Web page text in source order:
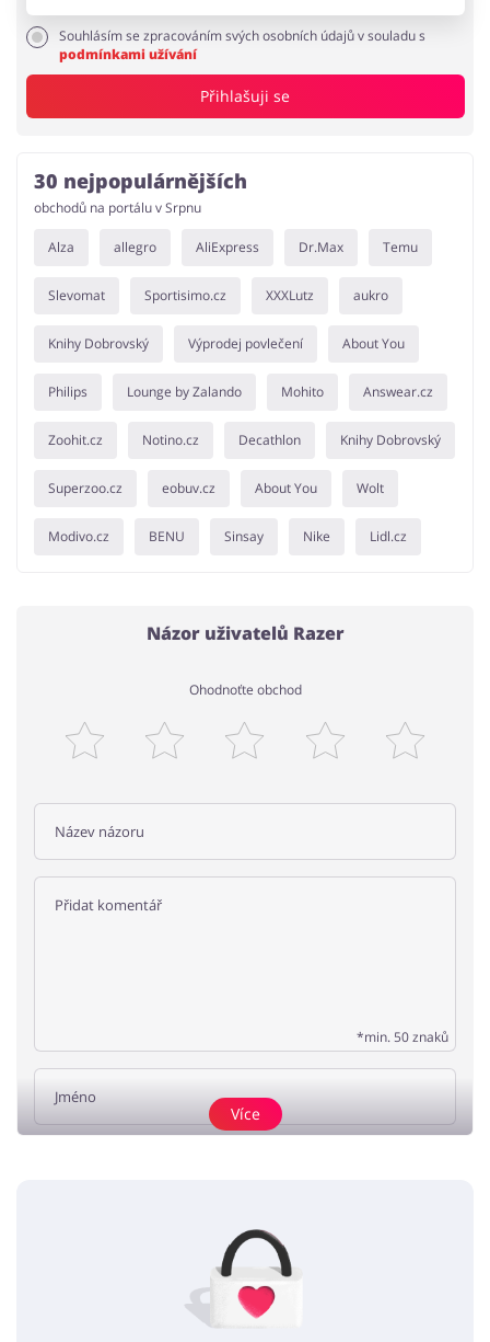
Souhlásím se zpracováním svých osobních údajů v souladu s
podmínkami užívání
Přihlašuji se
30 nejpopulárnějších
obchodů na portálu v Srpnu
Alza allegro AliExpress Dr.Max Temu
Slevomat Sportisimo.cz XXXLutz aukro
Knihy Dobrovský Výprodej povlečení About You
Philips Lounge by Zalando Mohito Answear.cz
Zoohit.cz Notino.cz Decathlon Knihy Dobrovský
Superzoo.cz eobuv.cz About You Wolt
Modivo.cz BENU Sinsay Nike Lidl.cz
Názor uživatelů Razer
Ohodnoťte obchod
*min. 50 znaků
Žádné elementy nejsou
Více